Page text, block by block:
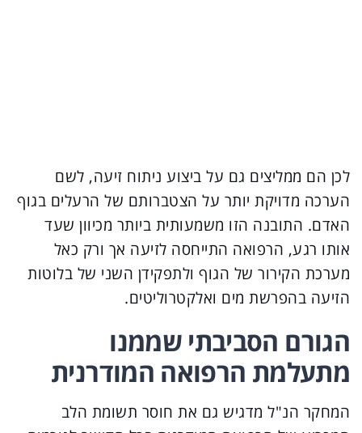
לכן הם ממליצים גם על ביצוע ניתוח זיעה, לשם
הערכה מדויקת יותר על הצטברותם של הרעלים בגוף
האדם. התובנה הזו משמעותית ביותר מכיוון שעד
אותו רגע, הרפואה התייחסה לזיעה אך ורק כאל
מערכת הקירור של הגוף ולתפקידן השני של בלוטות
הזיעה בהפרשת מים ואלקטרוליטים.
הגורם הסביבתי שממנו
מתעלמת הרפואה המודרנית
המחקר הנ"ל מדגיש גם את חוסר תשומת הלב